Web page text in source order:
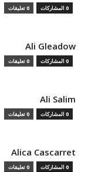
0 المشاركات 0 تعليقات
Ali Gleadow
0 المشاركات 0 تعليقات
Ali Salim
0 المشاركات 0 تعليقات
Alica Cascarret
0 المشاركات 0 تعليقات